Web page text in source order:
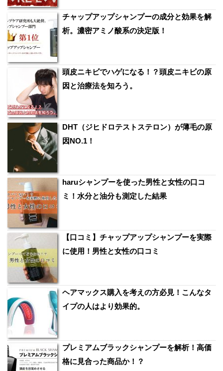
チャップアップシャンプーの成分と効果を解
析。濃密アミノ酸系の決定版！
頭皮ニキビでハゲになる！？頭皮ニキビの原
因と治療法を知ろう。
DHT（ジヒドロテストステロン）が薄毛の原
因NO.1！
haruシャンプーを使った男性と女性の口コ
ミ！水分と油分も測定した結果
【口コミ】チャップアップシャンプーを実際
に使用！男性と女性の口コミ
ヘアマックス購入を考えの方必見！こんなタ
イプの人はより効果的。
プレミアムブラックシャンプーを解析！高価
格に見合った商品か！？